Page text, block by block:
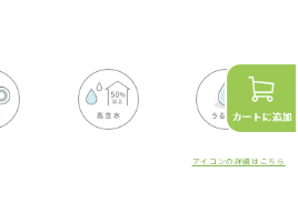
アイコンの詳細はこちら